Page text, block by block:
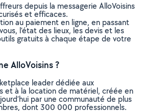
depuis la messagerie AlloVoisins
et efficaces.
au paiement en ligne, en passant
l’état des lieux, les devis et les
gratuits à chaque étape de votre
AlloVoisins ?
leader dédiée aux
et à la location de matériel, créée en
par une communauté de plus
dont 300 000 professionnels.